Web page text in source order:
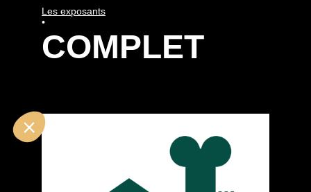
Les exposants
•
COMPLET